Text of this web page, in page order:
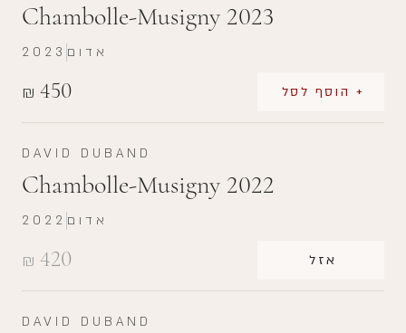
Chambolle-Musigny 2023
₪ 450 + הוסף לסל
2023 אדום
DAVID DUBAND
Chambolle-Musigny 2022
₪ 420 אזל
2022 אדום
DAVID DUBAND